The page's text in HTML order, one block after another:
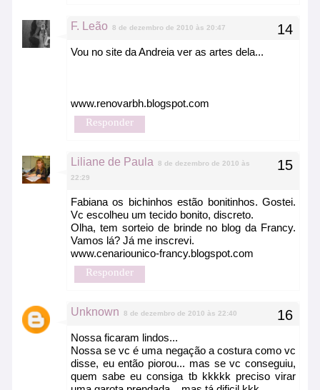
F. Leão 8 de dezembro de 2010 às 20:47
Vou no site da Andreia ver as artes dela...
www.renovarbh.blogspot.com
Responder
Liliane de Paula
8 de dezembro de 2010 às
22:29
Fabiana os bichinhos estão bonitinhos. Gostei.
Vc escolheu um tecido bonito, discreto.
Olha, tem sorteio de brinde no blog da Francy.
Vamos lá? Já me inscrevi.
www.cenariounico-francy.blogspot.com
Responder
Unknown 8 de dezembro de 2010 às 22:40
Nossa ficaram lindos...
Nossa se vc é uma negação a costura como vc
disse, eu então piorou... mas se vc conseguiu,
quem sabe eu consiga tb kkkkk preciso virar